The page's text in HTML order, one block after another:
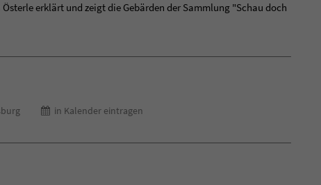
erklärt und zeigt die Gebärden der Sammlung "Schau doch
in Kalender eintragen